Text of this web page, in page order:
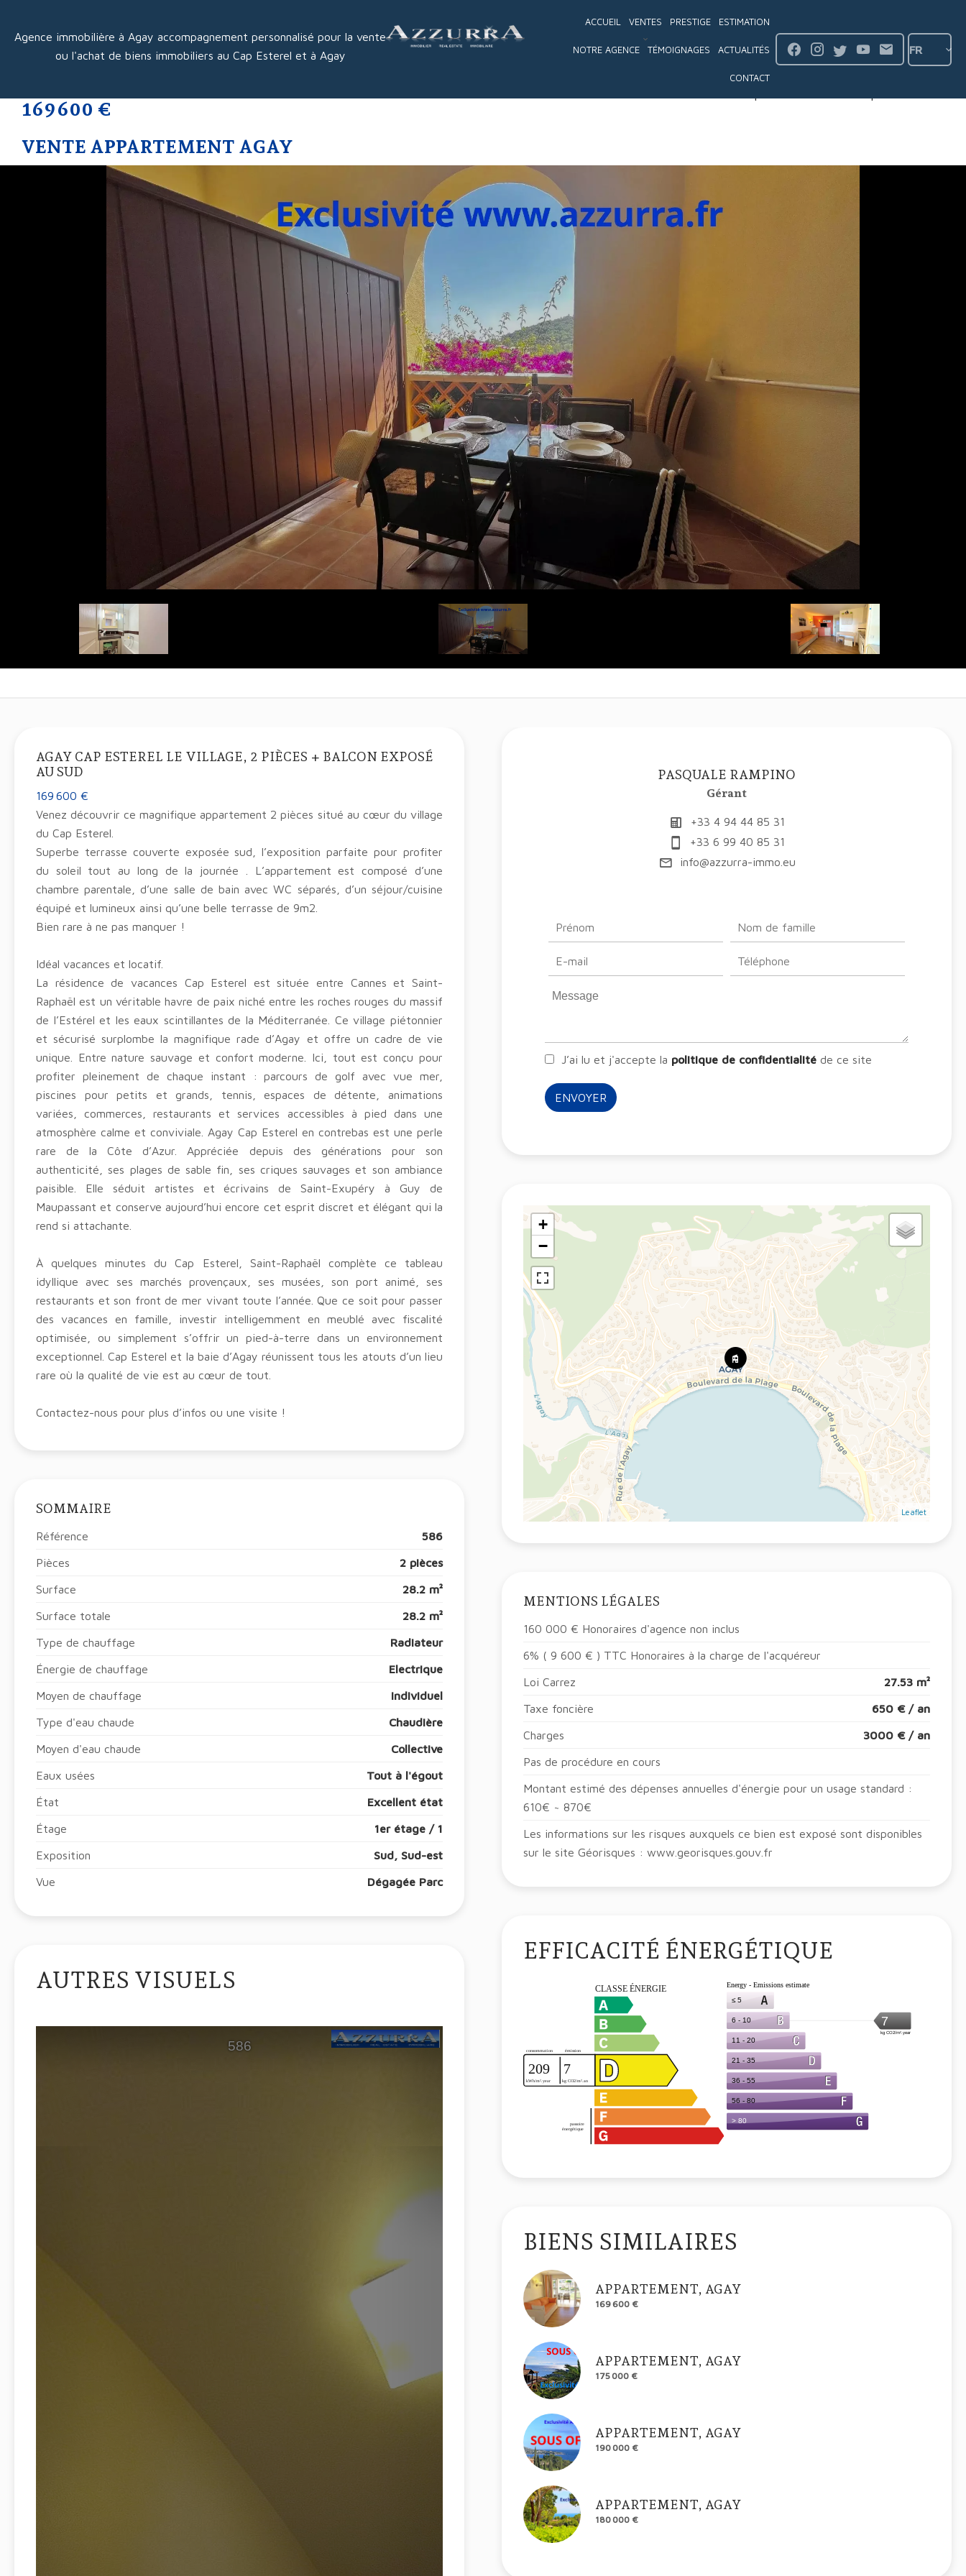
Agence immobilière à Agay accompagnement personnalisé pour la vente
ou l'achat de biens immobiliers au Cap Esterel et à Agay
ACCUEIL VENTES PRESTIGE ESTIMATION
NOTRE AGENCE TÉMOIGNAGES ACTUALITÉS
CONTACT
FR
VENTE APPARTEMENT AGAY
169 600 €
AGAY CAP ESTEREL LE VILLAGE, 2 PIÈCES + BALCON EXPOSÉ
AU SUD
169 600 €
Venez découvrir ce magnifique appartement 2 pièces situé au cœur du village
du Cap Esterel.
Superbe terrasse couverte exposée sud, l’exposition parfaite pour profiter
du soleil tout au long de la journée . L’appartement est composé d’une
chambre parentale, d’une salle de bain avec WC séparés, d’un séjour/cuisine
équipé et lumineux ainsi qu’une belle terrasse de 9m2.
Bien rare à ne pas manquer !
Idéal vacances et locatif.
La résidence de vacances Cap Esterel est située entre Cannes et Saint-
Raphaël est un véritable havre de paix niché entre les roches rouges du massif
de l’Estérel et les eaux scintillantes de la Méditerranée. Ce village piétonnier
et sécurisé surplombe la magnifique rade d’Agay et offre un cadre de vie
unique. Entre nature sauvage et confort moderne. Ici, tout est conçu pour
profiter pleinement de chaque instant : parcours de golf avec vue mer,
piscines pour petits et grands, tennis, espaces de détente, animations
variées, commerces, restaurants et services accessibles à pied dans une
atmosphère calme et conviviale. Agay Cap Esterel en contrebas est une perle
rare de la Côte d’Azur. Appréciée depuis des générations pour son
authenticité, ses plages de sable fin, ses criques sauvages et son ambiance
paisible. Elle séduit artistes et écrivains de Saint-Exupéry à Guy de
Maupassant et conserve aujourd’hui encore cet esprit discret et élégant qui la
rend si attachante.
À quelques minutes du Cap Esterel, Saint-Raphaël complète ce tableau
idyllique avec ses marchés provençaux, ses musées, son port animé, ses
restaurants et son front de mer vivant toute l’année. Que ce soit pour passer
des vacances en famille, investir intelligemment en meublé avec fiscalité
optimisée, ou simplement s’offrir un pied-à-terre dans un environnement
exceptionnel. Cap Esterel et la baie d’Agay réunissent tous les atouts d’un lieu
rare où la qualité de vie est au cœur de tout.
Contactez-nous pour plus d’infos ou une visite !
SOMMAIRE
Référence 586
Pièces 2 pièces
Surface 28.2 m²
Surface totale 28.2 m²
Type de chauffage Radiateur
Énergie de chauffage Electrique
Moyen de chauffage Individuel
Type d'eau chaude Chaudière
Moyen d'eau chaude Collective
Eaux usées Tout à l'égout
État Excellent état
Étage 1er étage / 1
Exposition Sud, Sud-est
Vue Dégagée Parc
AUTRES VISUELS
PASQUALE RAMPINO
Gérant
+33 4 94 44 85 31
+33 6 99 40 85 31
info@azzurra-immo.eu
J’ai lu et j'accepte la politique de confidentialité de ce site
ENVOYER
+
−
Leaflet
MENTIONS LÉGALES
160 000 € Honoraires d'agence non inclus
6% ( 9 600 € ) TTC Honoraires à la charge de l'acquéreur
Loi Carrez 27.53 m²
Taxe foncière 650 € / an
Charges 3000 € / an
Pas de procédure en cours
Montant estimé des dépenses annuelles d'énergie pour un usage standard :
610€ ~ 870€
Les informations sur les risques auxquels ce bien est exposé sont disponibles
sur le site Géorisques : www.georisques.gouv.fr
EFFICACITÉ ÉNERGÉTIQUE
BIENS SIMILAIRES
APPARTEMENT, AGAY
169 600 €
APPARTEMENT, AGAY
175 000 €
APPARTEMENT, AGAY
190 000 €
APPARTEMENT, AGAY
180 000 €